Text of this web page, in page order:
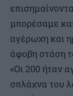
μπορέσαμε
αγέρωχη και
άφοβη στάση
«Οι 200 ήταν
σπλάχνα του